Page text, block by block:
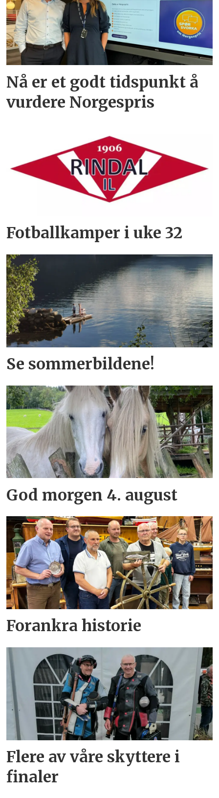
Nå er et godt tidspunkt å
vurdere Norgespris
Fotballkamper i uke 32
Se sommerbildene!
God morgen 4. august
Forankra historie
Flere av våre skyttere i
finaler